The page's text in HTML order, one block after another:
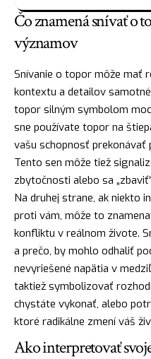
Čo znamená snívať o
významov
Snívanie o topor môže mať
kontextu a detailov
topor silným symbolom
sne používate topor na
vašu schopnosť prekonávať
Tento sen môže tiež
zbytočnosti alebo sa
Na druhej strane, ak niekto
proti vám, môže to
konfliktu v reálnom živote.
a prečo, by mohlo odhaliť
nevyriešené napätia v
taktiež symbolizovať
chystáte vykonať, alebo
ktoré radikálne zmení váš
Ako interpretovať